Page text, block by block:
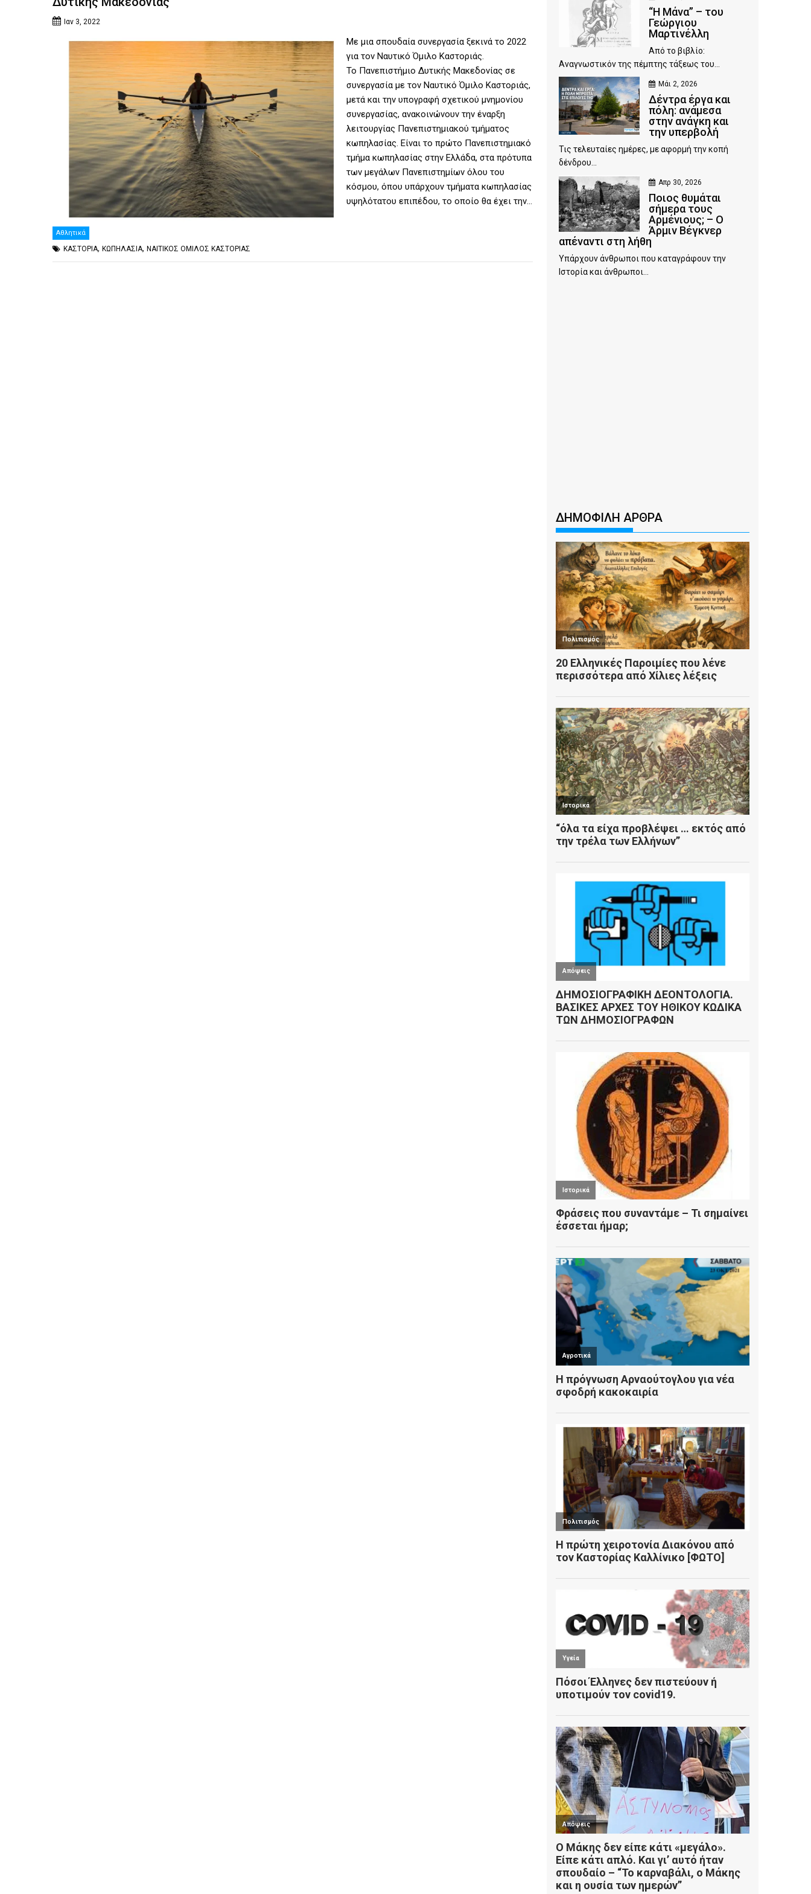
Ιαν 3, 2022
Με μια σπουδαία συνεργασία ξεκινά το 2022
για τον Ναυτικό Όμιλο Καστοριάς.
Το Πανεπιστήμιο Δυτικής Μακεδονίας σε
συνεργασία με τον Ναυτικό Όμιλο Καστοριάς,
μετά και την υπογραφή σχετικού μνημονίου
συνεργασίας, ανακοινώνουν την έναρξη
λειτουργίας Πανεπιστημιακού τμήματος
κωπηλασίας. Είναι το πρώτο Πανεπιστημιακό
τμήμα κωπηλασίας στην Ελλάδα, στα πρότυπα
των μεγάλων Πανεπιστημίων όλου του
κόσμου, όπου υπάρχουν τμήματα κωπηλασίας
υψηλότατου επιπέδου, το οποίο θα έχει την…
Αθλητικά
ΚΑΣΤΟΡΙΑ, ΚΩΠΗΛΑΣΙΑ, ΝΑΙΤΙΚΟΣ ΟΜΙΛΟΣ ΚΑΣΤΟΡΙΑΣ
“Η Μάνα” – του
Γεώργιου
Μαρτινέλλη
Από το βιβλίο:
Αναγνωστικόν της πέμπτης τάξεως του...
Μάι 2, 2026
Δέντρα έργα και
πόλη: ανάμεσα
στην ανάγκη και
την υπερβολή
Τις τελευταίες ημέρες, με αφορμή την κοπή
δένδρου...
Απρ 30, 2026
Ποιος θυμάται
σήμερα τους
Αρμένιους; – Ο
Άρμιν Βέγκνερ
απέναντι στη λήθη
Υπάρχουν άνθρωποι που καταγράφουν την
Ιστορία και άνθρωποι...
ΔΗΜΟΦΙΛΗ ΑΡΘΡΑ